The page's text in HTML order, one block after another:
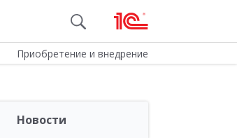
Приобретение и внедрение
Новости